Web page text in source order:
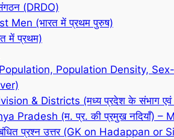
(DRDO)
Men (भारत में प्रथम पुरुष)
में प्रथम)
Population Density,
& Districts (मध्य प्रदेश के संभाग एवं
Pradesh (म. प्र. की प्रमुख नदियाँ) –
प्रश्न उत्तर (GK on Hadappan